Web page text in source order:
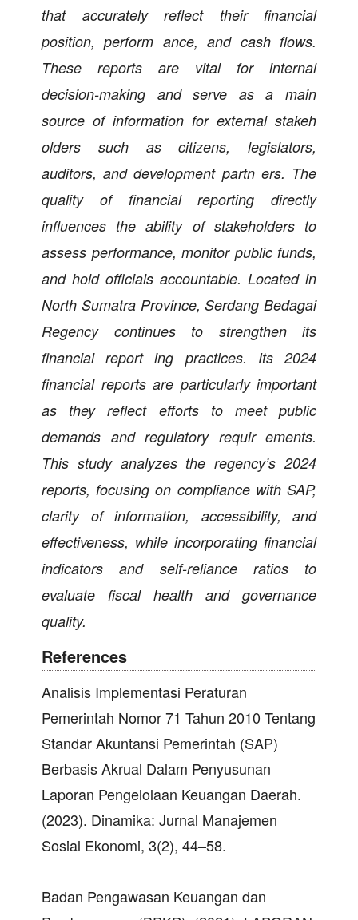
that accurately reflect their financial
position, perform ance, and cash flows.
These reports are vital for internal
decision-making and serve as a main
source of information for external stakeh
olders such as citizens, legislators,
auditors, and development partn ers. The
quality of financial reporting directly
influences the ability of stakeholders to
assess performance, monitor public funds,
and hold officials accountable. Located in
North Sumatra Province, Serdang Bedagai
Regency continues to strengthen its
financial report ing practices. Its 2024
financial reports are particularly important
as they reflect efforts to meet public
demands and regulatory requir ements.
This study analyzes the regency’s 2024
reports, focusing on compliance with SAP,
clarity of information, accessibility, and
effectiveness, while incorporating financial
indicators and self-reliance ratios to
evaluate fiscal health and governance
quality.
References
Analisis Implementasi Peraturan
Pemerintah Nomor 71 Tahun 2010 Tentang
Standar Akuntansi Pemerintah (SAP)
Berbasis Akrual Dalam Penyusunan
Laporan Pengelolaan Keuangan Daerah.
(2023). Dinamika: Jurnal Manajemen
Sosial Ekonomi, 3(2), 44–58.
Badan Pengawasan Keuangan dan